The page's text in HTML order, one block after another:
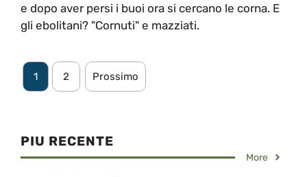
e dopo aver persi i buoi ora si cercano le corna. E
gli ebolitani? "Cornuti" e mazziati.
1 2 Prossimo
PIU RECENTE
More